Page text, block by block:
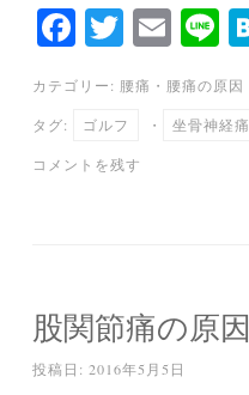
Fa
ce
bo
ok
T
wi
tte
r
E
m
ail
ne
カテゴリー: 腰痛 ・ 腰痛の原因
タグ: ゴルフ ・ 坐骨神経痛
コメントを残す
股関節痛の原
投稿日: 2016年5月5日